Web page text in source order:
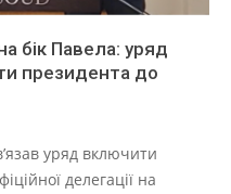
бік Павела: уряд
президента до
уряд включити
делегації на